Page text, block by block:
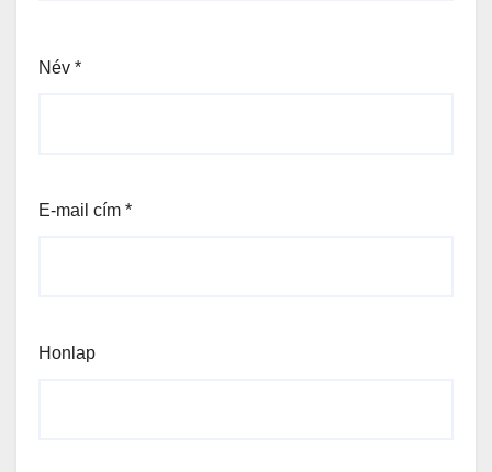
Név *
E-mail cím *
Honlap